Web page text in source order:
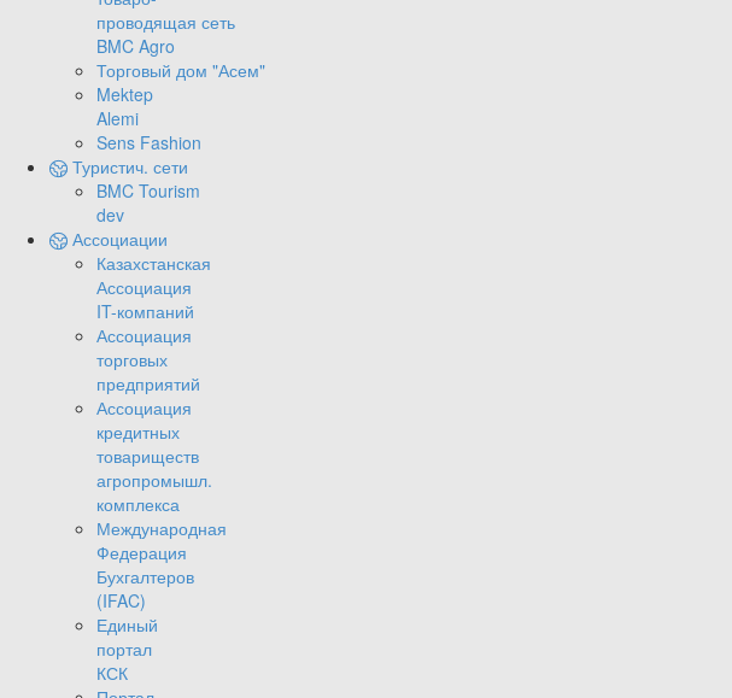
проводящая сеть
BMC Agro
Торговый дом "Асем"
Mektep
Alemi
Sens Fashion
Туристич. сети
BMC Tourism
dev
Ассоциации
Казахстанская
Ассоциация
IT-компаний
Ассоциация
торговых
предприятий
Ассоциация
кредитных
товариществ
агропромышл.
комплекса
Международная
Федерация
Бухгалтеров
(IFAC)
Единый
портал
КСК